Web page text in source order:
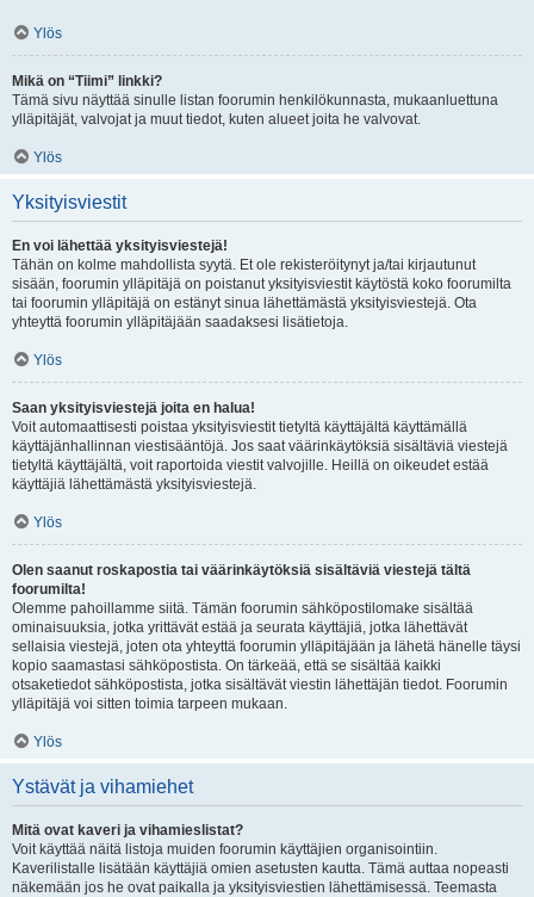
Ylös
Mikä on “Tiimi” linkki?
Tämä sivu näyttää sinulle listan foorumin henkilökunnasta, mukaanluettuna
ylläpitäjät, valvojat ja muut tiedot, kuten alueet joita he valvovat.
Ylös
Yksityisviestit
En voi lähettää yksityisviestejä!
Tähän on kolme mahdollista syytä. Et ole rekisteröitynyt ja/tai kirjautunut
sisään, foorumin ylläpitäjä on poistanut yksityisviestit käytöstä koko foorumilta
tai foorumin ylläpitäjä on estänyt sinua lähettämästä yksityisviestejä. Ota
yhteyttä foorumin ylläpitäjään saadaksesi lisätietoja.
Ylös
Saan yksityisviestejä joita en halua!
Voit automaattisesti poistaa yksityisviestit tietyltä käyttäjältä käyttämällä
käyttäjänhallinnan viestisääntöjä. Jos saat väärinkäytöksiä sisältäviä viestejä
tietyltä käyttäjältä, voit raportoida viestit valvojille. Heillä on oikeudet estää
käyttäjiä lähettämästä yksityisviestejä.
Ylös
Olen saanut roskapostia tai väärinkäytöksiä sisältäviä viestejä tältä
foorumilta!
Olemme pahoillamme siitä. Tämän foorumin sähköpostilomake sisältää
ominaisuuksia, jotka yrittävät estää ja seurata käyttäjiä, jotka lähettävät
sellaisia viestejä, joten ota yhteyttä foorumin ylläpitäjään ja lähetä hänelle täysi
kopio saamastasi sähköpostista. On tärkeää, että se sisältää kaikki
otsaketiedot sähköpostista, jotka sisältävät viestin lähettäjän tiedot. Foorumin
ylläpitäjä voi sitten toimia tarpeen mukaan.
Ylös
Ystävät ja vihamiehet
Mitä ovat kaveri ja vihamieslistat?
Voit käyttää näitä listoja muiden foorumin käyttäjien organisointiin.
Kaverilistalle lisätään käyttäjiä omien asetusten kautta. Tämä auttaa nopeasti
näkemään jos he ovat paikalla ja yksityisviestien lähettämisessä. Teemasta